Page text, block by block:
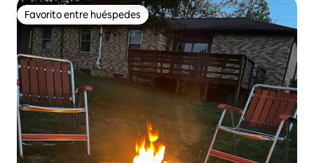
Favorito entre huéspedes
Favorito entre huéspedes